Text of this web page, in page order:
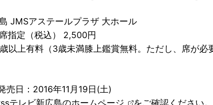
JMSアステールプラザ 大ホール
指定（税込） 2,500円
料（3歳未満膝上鑑賞無料。ただし、席が必
売日：2016年11月19日(土)
テレビ新広島のホームページ をご確認ください。